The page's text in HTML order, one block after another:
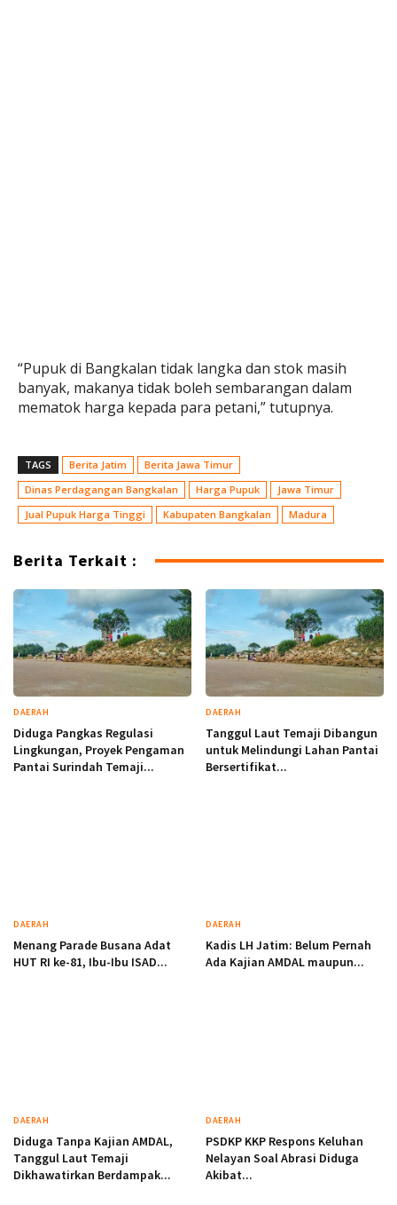
“Pupuk di Bangkalan tidak langka dan stok masih
banyak, makanya tidak boleh sembarangan dalam
mematok harga kepada para petani,” tutupnya.
TAGS Berita Jatim
Berita Jawa Timur
Dinas Perdagangan Bangkalan
Harga Pupuk
Jawa Timur
Jual Pupuk Harga Tinggi
Kabupaten Bangkalan Madura
Berita Terkait :
DAERAH
Diduga Pangkas Regulasi
Lingkungan, Proyek Pengaman
Pantai Surindah Temaji...
DAERAH
Tanggul Laut Temaji Dibangun
untuk Melindungi Lahan Pantai
Bersertifikat...
DAERAH
Menang Parade Busana Adat
HUT RI ke-81, Ibu-Ibu ISAD...
DAERAH
Kadis LH Jatim: Belum Pernah
Ada Kajian AMDAL maupun...
DAERAH
Diduga Tanpa Kajian AMDAL,
Tanggul Laut Temaji
Dikhawatirkan Berdampak...
DAERAH
PSDKP KKP Respons Keluhan
Nelayan Soal Abrasi Diduga
Akibat...